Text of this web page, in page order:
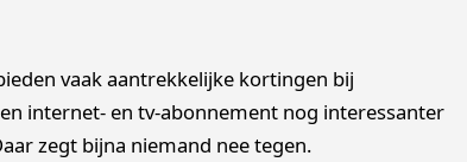
vaak aantrekkelijke kortingen bij
internet- en tv-abonnement nog interessanter
zegt bijna niemand nee tegen.